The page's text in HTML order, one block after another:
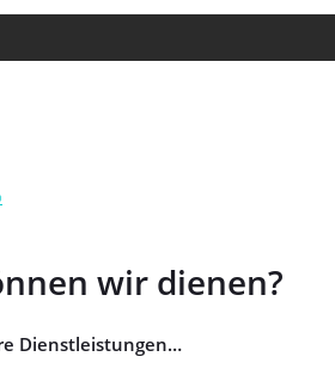
wir dienen?
Dienstleistungen…